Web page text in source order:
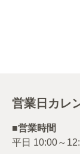
営業日カレ
■営業時間